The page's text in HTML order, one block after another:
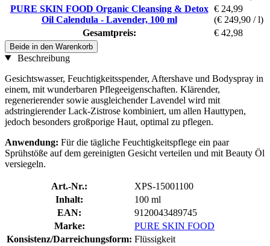
PURE SKIN FOOD Organic Cleansing & Detox
Oil Calendula - Lavender, 100 ml
€ 24,99
(€ 249,90 / l)
Gesamtpreis:
€ 42,98
Beide in den Warenkorb
Beschreibung
Gesichtswasser, Feuchtigkeitsspender, Aftershave und Bodyspray in
einem, mit wunderbaren Pflegeeigenschaften. Klärender,
regenerierender sowie ausgleichender Lavendel wird mit
adstringierender Lack-Zistrose kombiniert, um allen Hauttypen,
jedoch besonders großporige Haut, optimal zu pflegen.
Anwendung: Für die tägliche Feuchtigkeitspflege ein paar
Sprühstöße auf dem gereinigten Gesicht verteilen und mit Beauty Öl
versiegeln.
Art.-Nr.:
XPS-15001100
Inhalt:
100 ml
EAN:
9120043489745
Marke:
PURE SKIN FOOD
Konsistenz/Darreichungsform: Flüssigkeit